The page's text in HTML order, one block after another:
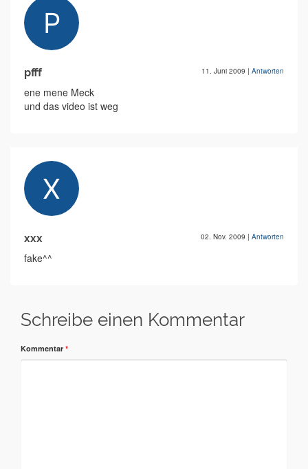
pfff 11. Juni 2009 | Antworten
ene mene Meck
und das video ist weg
xxx 02. Nov. 2009 | Antworten
fake^^
Schreibe einen Kommentar
Kommentar *